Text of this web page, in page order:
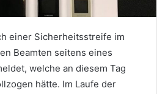
einer Sicherheitsstreife im
Beamten seitens eines
welche an diesem Tag
hätte. Im Laufe der